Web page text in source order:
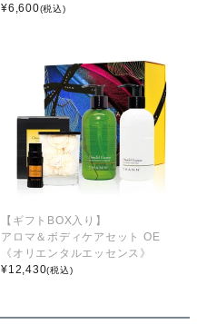
¥6,600(税込)
【ギフトBOX入り】
アロマ＆ボディケアセット OE
《オリエンタルエッセンス》
¥12,430(税込)